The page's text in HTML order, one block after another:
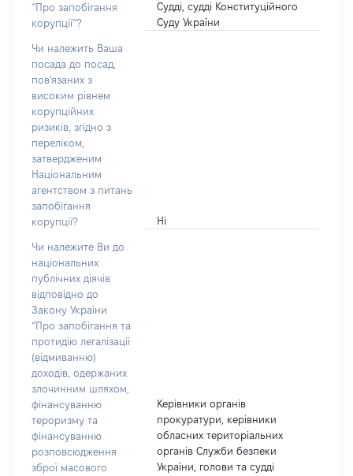
“Про запобігання
корупції”?
Судді, судді Конституційного
Суду України
Чи належить Ваша
посада до посад,
пов'язаних з
високим рівнем
корупційних
ризиків, згідно з
переліком,
затвердженим
Національним
агентством з питань
запобігання
корупції?
Ні
Чи належите Ви до
національних
публічних діячів
відповідно до
Закону України
“Про запобігання та
протидію легалізації
(відмиванню)
доходів, одержаних
злочинним шляхом,
фінансуванню
тероризму та
фінансуванню
розповсюдження
зброї масового
Керівники органів
прокуратури, керівники
обласних територіальних
органів Служби безпеки
України, голови та судді